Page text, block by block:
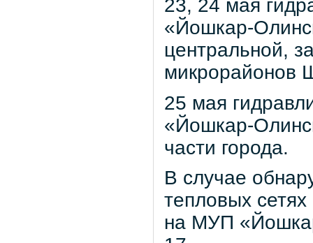
23, 24 мая
«Йошкар-
центральной,
микрорайонов
25 мая
«Йошкар-
части города.
В случае
тепловых
на МУП